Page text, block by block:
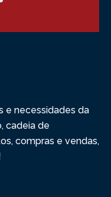
e necessidades da
cadeia de
compras e vendas,